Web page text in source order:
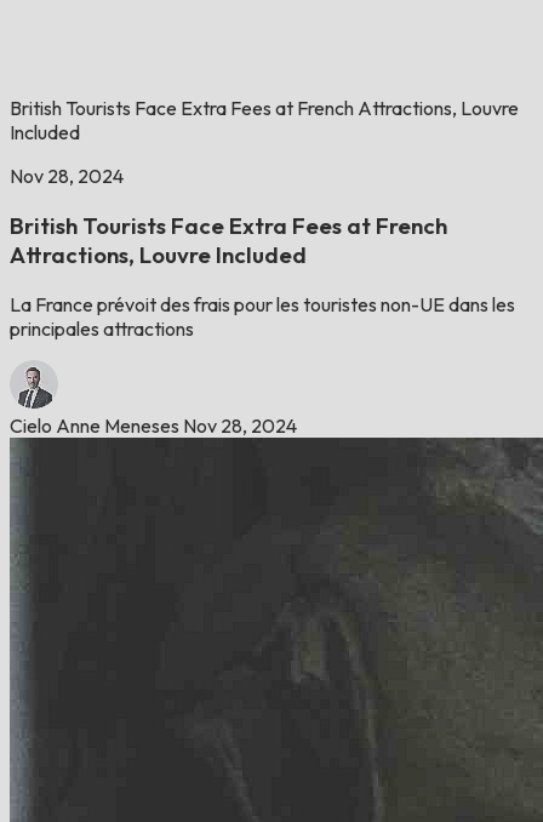
British Tourists Face Extra Fees at French Attractions, Louvre
Included
Nov 28, 2024
British Tourists Face Extra Fees at French
Attractions, Louvre Included
La France prévoit des frais pour les touristes non-UE dans les
principales attractions
Cielo Anne Meneses Nov 28, 2024